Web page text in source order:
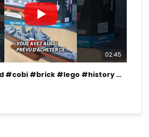
02:45
Cobi USS kidd #cobi #brick #lego #history #ww2